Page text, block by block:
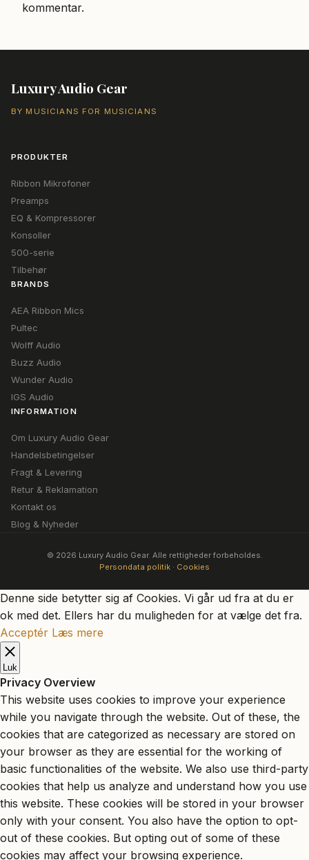
kommentar.
Luxury Audio Gear
BY MUSICIANS FOR MUSICIANS
PRODUKTER
Ribbon Mikrofoner
Preamps
EQ & Kompressorer
Konsoller
500-serie
Tilbehør
BRANDS
AEA Ribbon Mics
Pultec
Wolff Audio
Buzz Audio
Wunder Audio
IGS Audio
INFORMATION
Om Luxury Audio Gear
Handelsbetingelser
Fragt & Levering
Retur & Reklamation
Kontakt os
Blog & Nyheder
© 2026 Luxury Audio Gear. Alle rettigheder forbeholdes.
Persondata politik · Cookies
Denne side betytter sig af Cookies. Vi går ud fra at du er
ok med det. Ellers har du muligheden for at vælge det fra.
Acceptér Læs mere
Luk
Privacy Overview
This website uses cookies to improve your experience
while you navigate through the website. Out of these, the
cookies that are categorized as necessary are stored on
your browser as they are essential for the working of
basic functionalities of the website. We also use third-party
cookies that help us analyze and understand how you use
this website. These cookies will be stored in your browser
only with your consent. You also have the option to opt-
out of these cookies. But opting out of some of these
cookies may affect your browsing experience.